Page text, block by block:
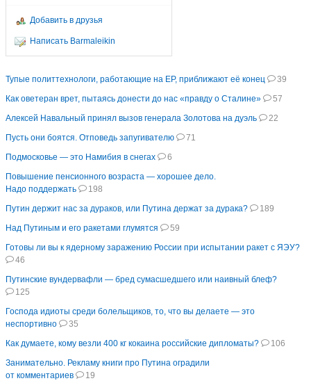
Добавить в друзья
Написать Barmaleikin
Тупые политтехнологи, работающие на ЕР, приближают её конец
39
Как оветеран врет, пытаясь донести до нас «правду о Сталине»
57
Алексей Навальный принял вызов генерала Золотова на дуэль
22
Пусть они боятся. Отповедь запугивателю
71
Подмосковье — это Намибия в снегах
6
Повышение пенсионного возраста — хорошее дело.
Надо поддержать
198
Путин держит нас за дураков, или Путина держат за дурака?
189
Над Путиным и его ракетами глумятся
59
Готовы ли вы к ядерному заражению России при испытании ракет с ЯЭУ?
46
Путинские вундервафли — бред сумасшедшего или наивный блеф?
125
Господа идиоты среди болельщиков, то, что вы делаете — это
неспортивно
35
Как думаете, кому везли 400 кг кокаина российские дипломаты?
106
Занимательно. Рекламу книги про Путина оградили
от комментариев
19